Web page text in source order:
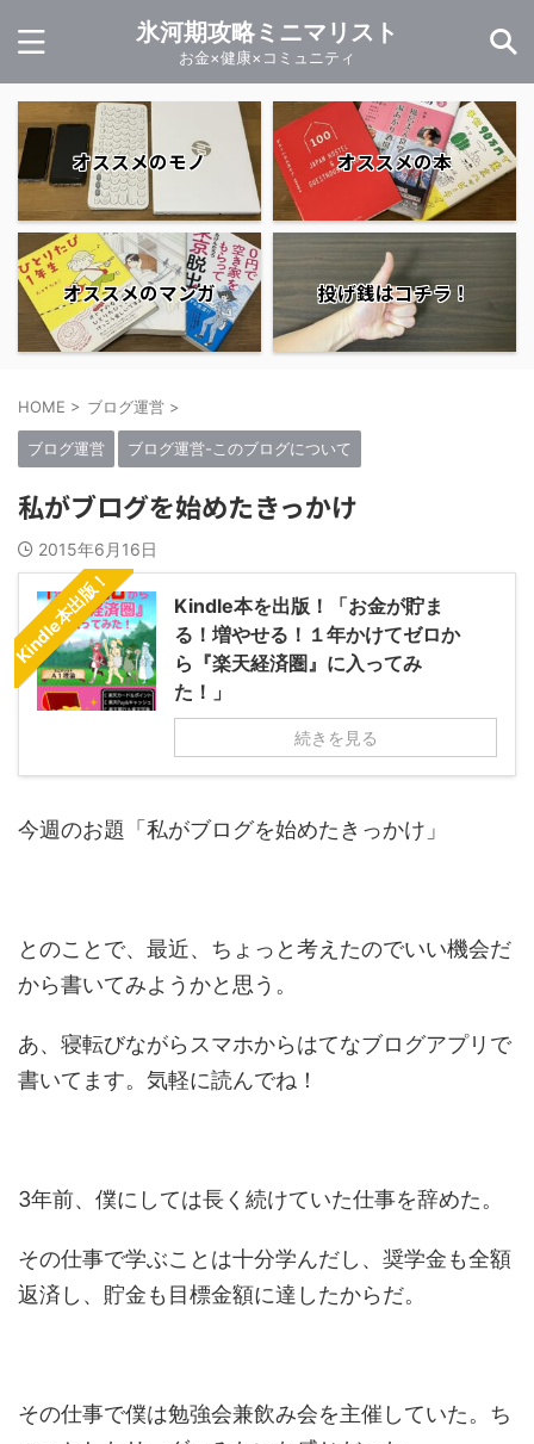
氷河期攻略ミニマリスト
お金×健康×コミュニティ
オススメのモノ オススメの本
オススメのマンガ 投げ銭はコチラ！
HOME > ブログ運営 >
ブログ運営 ブログ運営-このブログについて
私がブログを始めたきっかけ
2015年6月16日
Kindle本出版！
Kindle本を出版！「お金が貯ま
る！増やせる！１年かけてゼロか
ら『楽天経済圏』に入ってみ
た！」
続きを見る
今週のお題「私がブログを始めたきっかけ」
とのことで、最近、ちょっと考えたのでいい機会だ
から書いてみようかと思う。
あ、寝転びながらスマホからはてなブログアプリで
書いてます。気軽に読んでね！
3年前、僕にしては長く続けていた仕事を辞めた。
その仕事で学ぶことは十分学んだし、奨学金も全額
返済し、貯金も目標金額に達したからだ。
その仕事で僕は勉強会兼飲み会を主催していた。ち